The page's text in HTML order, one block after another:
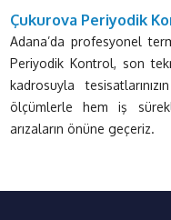
Çukurova Periyodik
Adana’da profesyonel
Periyodik Kontrol, son
kadrosuyla
ölçümlerle hem iş
arızaların önüne geçeriz.